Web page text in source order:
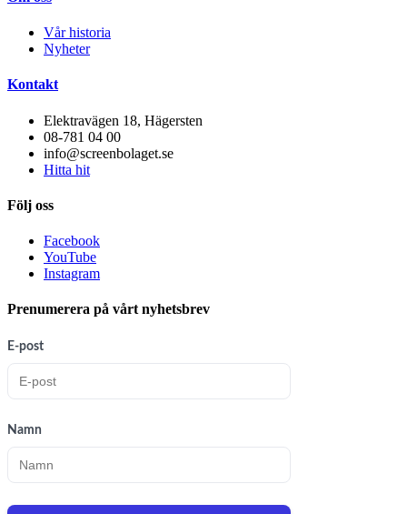
Vår historia
Nyheter
Kontakt
Elektravägen 18, Hägersten
08-781 04 00
info@screenbolaget.se
Hitta hit
Följ oss
Facebook
YouTube
Instagram
Prenumerera på vårt nyhetsbrev
E-post
Namn